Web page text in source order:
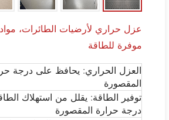
عزل حراري لأرضيات الطائرات،
موفرة للطاقة
العزل الحراري: يحافظ على درجة
المقصورة
توفير الطاقة: يقلل من استهلاك
درجة حرارة المقصورة